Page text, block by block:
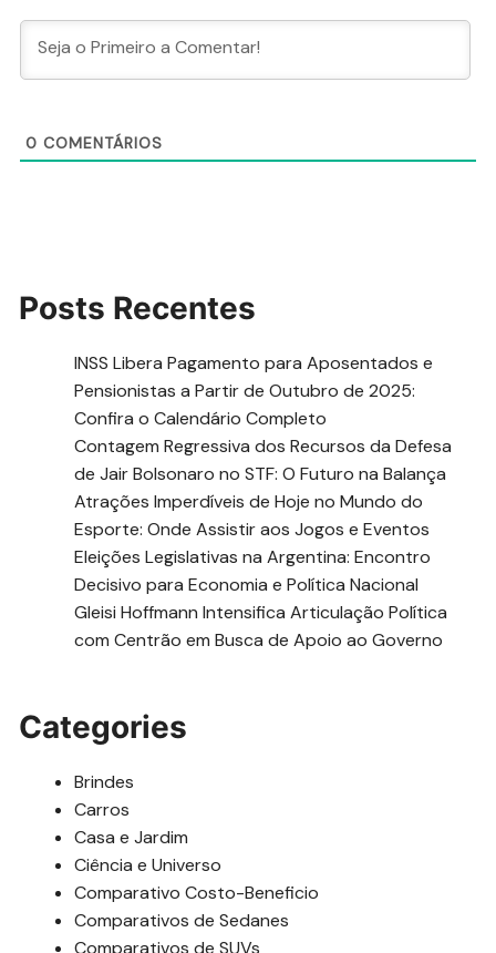
0 COMENTÁRIOS
Posts Recentes
INSS Libera Pagamento para Aposentados e
Pensionistas a Partir de Outubro de 2025:
Confira o Calendário Completo
Contagem Regressiva dos Recursos da Defesa
de Jair Bolsonaro no STF: O Futuro na Balança
Atrações Imperdíveis de Hoje no Mundo do
Esporte: Onde Assistir aos Jogos e Eventos
Eleições Legislativas na Argentina: Encontro
Decisivo para Economia e Política Nacional
Gleisi Hoffmann Intensifica Articulação Política
com Centrão em Busca de Apoio ao Governo
Categories
Brindes
Carros
Casa e Jardim
Ciência e Universo
Comparativo Costo-Beneficio
Comparativos de Sedanes
Comparativos de SUVs